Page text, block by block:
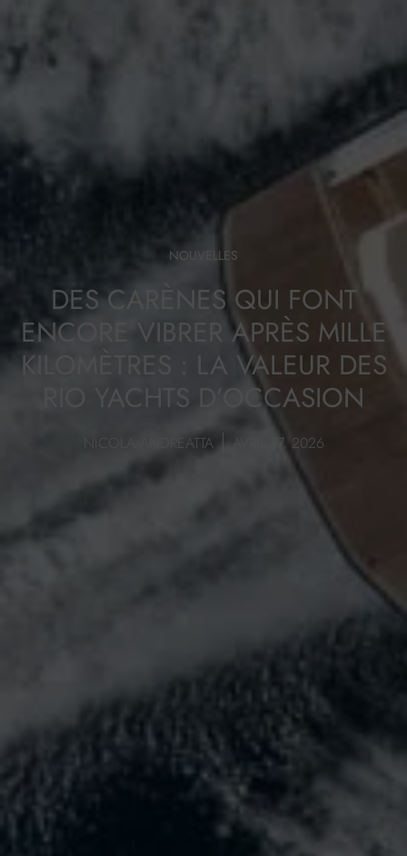
NOUVELLES
DES CARÈNES QUI FONT
ENCORE VIBRER APRÈS MILLE
KILOMÈTRES : LA VALEUR DES
RIO YACHTS D’OCCASION
NICOLA ANDREATTA AVRIL 17, 2026